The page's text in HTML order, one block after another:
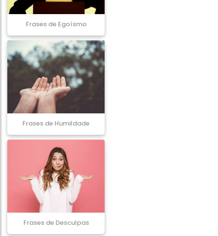
Frases de Egoísmo
Frases de Humildade
Frases de Desculpas